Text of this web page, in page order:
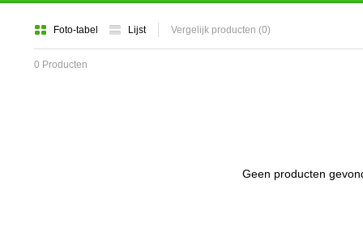
Foto-tabel Lijst Vergelijk producten (0)
0 Producten
Geen producten